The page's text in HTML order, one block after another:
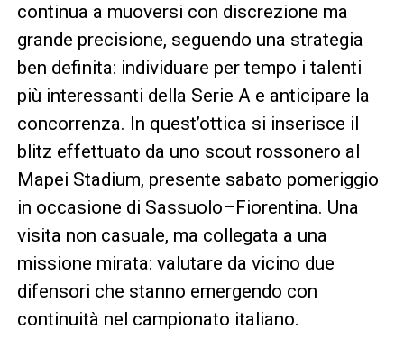
continua a muoversi con discrezione ma
grande precisione, seguendo una strategia
ben definita: individuare per tempo i talenti
più interessanti della Serie A e anticipare la
concorrenza. In quest’ottica si inserisce il
blitz effettuato da uno scout rossonero al
Mapei Stadium, presente sabato pomeriggio
in occasione di Sassuolo–Fiorentina. Una
visita non casuale, ma collegata a una
missione mirata: valutare da vicino due
difensori che stanno emergendo con
continuità nel campionato italiano.